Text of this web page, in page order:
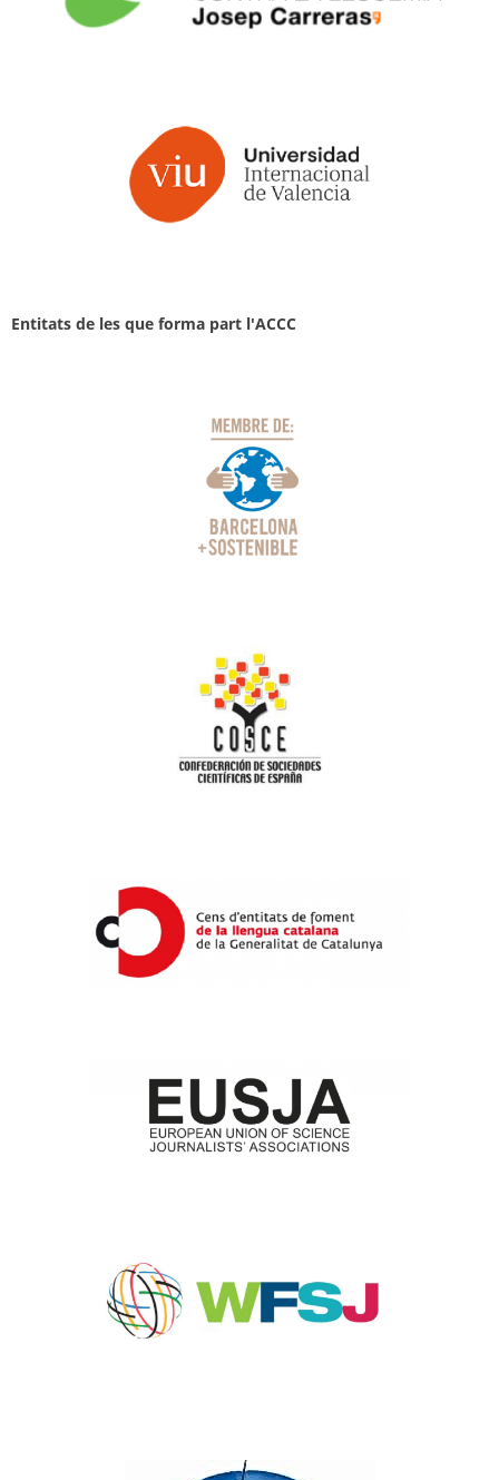
Entitats de les que forma part l'ACCC